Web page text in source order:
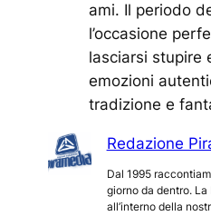
ami. Il periodo
l’occasione
lasciarsi stupire
emozioni
tradizione e
Redazione
Dal 1995
giorno da dentro.
all’interno della